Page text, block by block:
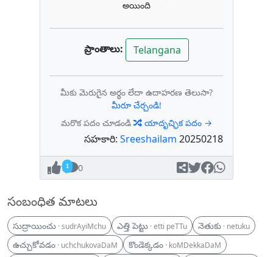
అయింది
ప్రాంతాలు: Telangana
మీకు మెరుగైన అర్థం లేదా ఉదాహరణ తెలుసా?
మీరూ చేర్చండి!
మరొక పదం చూడండి
యాదృచ్ఛిక పదం →
సహకారి: Sreeshailam 20250218
1 0
సంబంధిత మాటలు
సుద్రాయించు · sudrAyiMchu ఎత్తి పెట్టు · etti peTTu నెతుకు · netuku
ఉచ్చుకోవడం · uchchukovaDaM కొండెక్కడం · koMDekkaDaM